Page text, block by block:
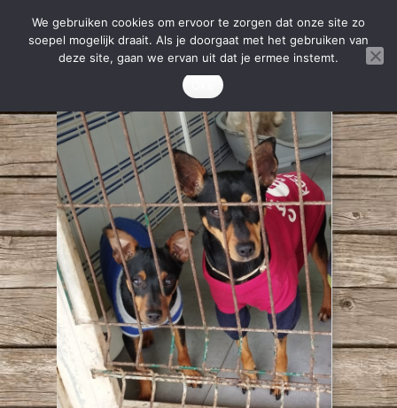
We gebruiken cookies om ervoor te zorgen dat onze site zo
soepel mogelijk draait. Als je doorgaat met het gebruiken van
deze site, gaan we ervan uit dat je ermee instemt.